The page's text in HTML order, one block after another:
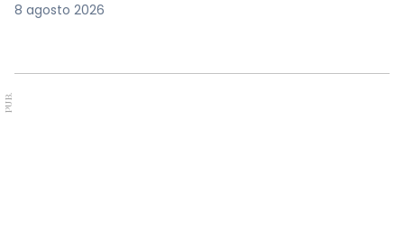
8 agosto 2026
PUB.